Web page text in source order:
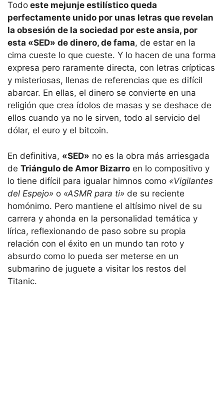
Todo este mejunje estilístico queda
perfectamente unido por unas letras que revelan
la obsesión de la sociedad por este ansia, por
esta «SED» de dinero, de fama, de estar en la
cima cueste lo que cueste. Y lo hacen de una forma
expresa pero raramente directa, con letras crípticas
y misteriosas, llenas de referencias que es difícil
abarcar. En ellas, el dinero se convierte en una
religión que crea ídolos de masas y se deshace de
ellos cuando ya no le sirven, todo al servicio del
dólar, el euro y el bitcoin.
En definitiva, «SED» no es la obra más arriesgada
de Triángulo de Amor Bizarro en lo compositivo y
lo tiene difícil para igualar himnos como «Vigilantes
del Espejo» o «ASMR para ti» de su reciente
homónimo. Pero mantiene el altísimo nivel de su
carrera y ahonda en la personalidad temática y
lírica, reflexionando de paso sobre su propia
relación con el éxito en un mundo tan roto y
absurdo como lo pueda ser meterse en un
submarino de juguete a visitar los restos del
Titanic.